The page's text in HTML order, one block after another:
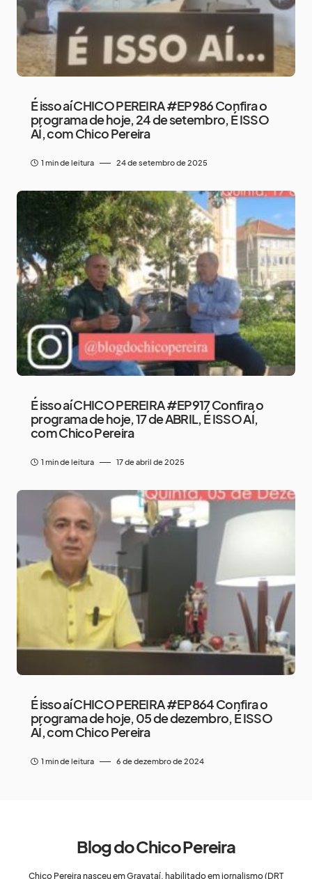
É isso aí CHICO PEREIRA #EP986 Confira o
programa de hoje, 24 de setembro, É ISSO
AÍ, com Chico Pereira
1 min de leitura 24 de setembro de 2025
É isso aí CHICO PEREIRA #EP917 Confira o
programa de hoje, 17 de ABRIL, É ISSO AÍ,
com Chico Pereira
1 min de leitura 17 de abril de 2025
É isso aí CHICO PEREIRA #EP864 Confira o
programa de hoje, 05 de dezembro, É ISSO
AÍ, com Chico Pereira
1 min de leitura 6 de dezembro de 2024
Blog do Chico Pereira
Chico Pereira nasceu em Gravataí, habilitado em jornalismo (DRT